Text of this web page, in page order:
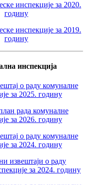
инспекције за 2020.
годину
инспекције за 2019.
годину
инспекција
о раду комуналне
за 2025. годину
рада комуналне
за 2026. годину
о раду комуналне
за 2024. годину
извештаји о раду
за 2024. годину